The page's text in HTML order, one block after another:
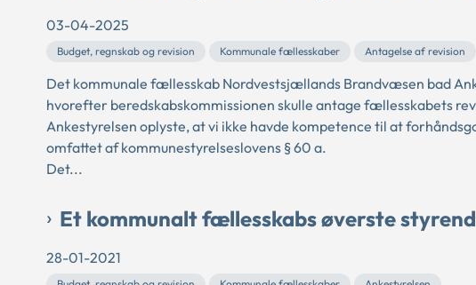
03-04-2025
Budget, regnskab og revision Kommunale fællesskaber Antagelse af revision
Det kommunale fællesskab Nordvestsjællands Brandvæsen bad
hvorefter beredskabskommissionen skulle antage fællesskabets
Ankestyrelsen oplyste, at vi ikke havde kompetence til at
omfattet af kommunestyrelseslovens § 60 a.
Det...
Et kommunalt fællesskabs øverste
28-01-2021